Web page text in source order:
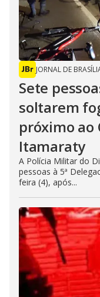
JORNAL DE
Sete
soltarem
próximo ao
Itamaraty
A Polícia Militar do
pessoas à 5ª
feira (4), após...